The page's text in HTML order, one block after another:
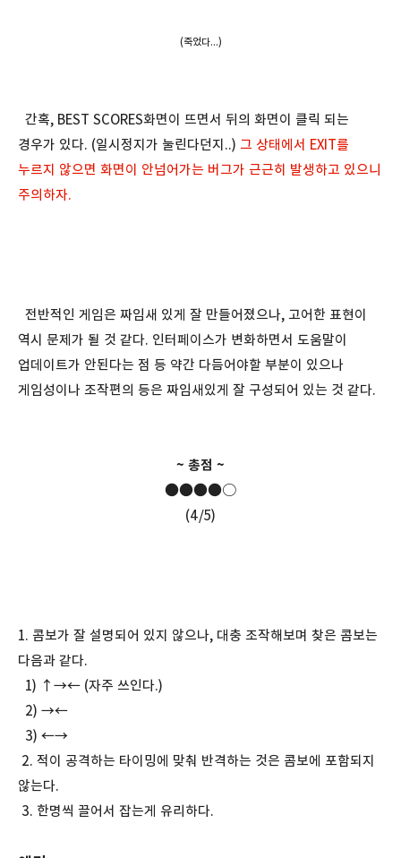
(죽었다...)
간혹, BEST SCORES화면이 뜨면서 뒤의 화면이 클릭 되는
경우가 있다. (일시정지가 눌린다던지..) 그 상태에서 EXIT를
누르지 않으면 화면이 안넘어가는 버그가 근근히 발생하고 있으니
주의하자.
전반적인 게임은 짜임새 있게 잘 만들어졌으나, 고어한 표현이
역시 문제가 될 것 같다. 인터페이스가 변화하면서 도움말이
업데이트가 안된다는 점 등 약간 다듬어야할 부분이 있으나
게임성이나 조작편의 등은 짜임새있게 잘 구성되어 있는 것 같다.
~ 총점 ~
●●●●○
(4/5)
1. 콤보가 잘 설명되어 있지 않으나, 대충 조작해보며 찾은 콤보는
다음과 같다.
1) ↑→← (자주 쓰인다.)
2) →←
3) ←→
2. 적이 공격하는 타이밍에 맞춰 반격하는 것은 콤보에 포함되지
않는다.
3. 한명씩 끌어서 잡는게 유리하다.